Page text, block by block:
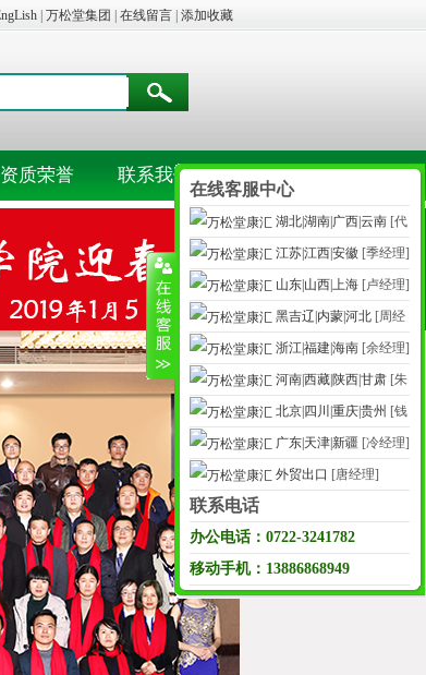
万松堂集团 在线留言 添加收藏
资质荣誉 联系我们
在线客服中心
湖北|湖南|广西|云南 [代
经理] 江苏|江西|安徽 [季经理]
山东|山西|上海 [卢经理]
黑吉辽|内蒙|河北 [周经
理] 浙江|福建|海南 [余经理]
河南|西藏|陕西|甘肃 [朱
经理] 北京|四川|重庆|贵州 [钱
经理] 广东|天津|新疆 [冷经理]
外贸出口 [唐经理]
联系电话
办公电话：0722-3241782
移动手机：13886868949